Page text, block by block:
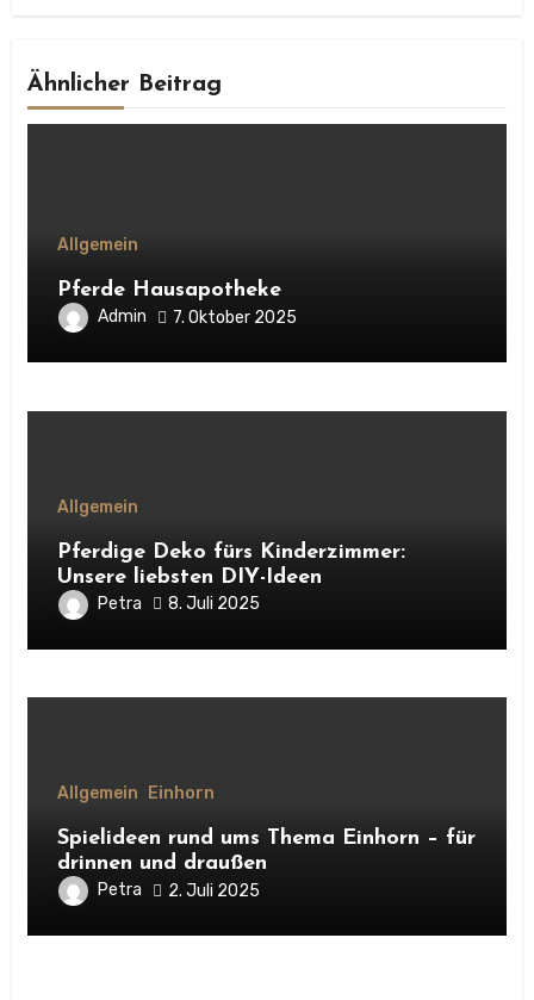
Ähnlicher Beitrag
Allgemein
Pferde Hausapotheke
Admin 7. Oktober 2025
Allgemein
Pferdige Deko fürs Kinderzimmer:
Unsere liebsten DIY-Ideen
Petra 8. Juli 2025
Allgemein Einhorn
Spielideen rund ums Thema Einhorn – für
drinnen und draußen
Petra 2. Juli 2025